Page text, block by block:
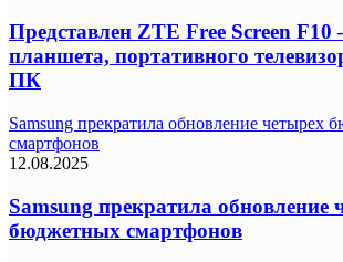
Представлен ZTE Free Screen
планшета, портативного
ПК
Samsung прекратила обновление четырех
смартфонов
12.08.2025
Samsung прекратила обновление
бюджетных смартфонов